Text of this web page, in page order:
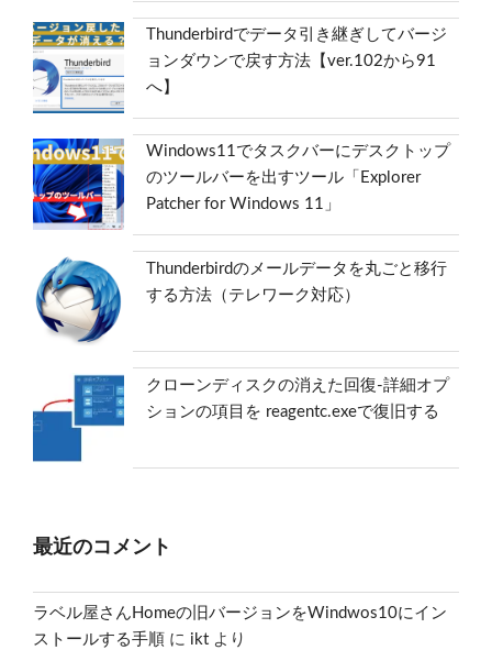
Thunderbirdでデータ引き継ぎしてバージ
ョンダウンで戻す方法【ver.102から91
へ】
Windows11でタスクバーにデスクトップ
のツールバーを出すツール「Explorer
Patcher for Windows 11」
Thunderbirdのメールデータを丸ごと移行
する方法（テレワーク対応）
クローンディスクの消えた回復-詳細オプ
ションの項目を reagentc.exeで復旧する
最近のコメント
ラベル屋さんHomeの旧バージョンをWindwos10にイン
ストールする手順 に ikt より